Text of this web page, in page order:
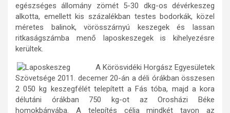
egészséges állomány zömét 5-30 dkg-os dévérkeszeg
alkotta, emellett kis százalékban testes bodorkák, közel
méretes balinok, vörösszárnyú keszegek és lassan
ritkaságszámba menő laposkeszegek is kihelyezésre
kerültek.
A Körösvidéki Horgász Egyesületek
Szövetsége 2011. decemer 20-án a déli órákban összesen
2 050 kg keszegfélét telepített a Fás tóba, majd a kora
délutáni órákban 750 kg-ot az Orosházi Béke
homokbányába. A telepítés célja mindkét tavon az